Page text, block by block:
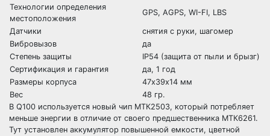
Технологии определения
местоположения
GPS, AGPS, WI-FI, LBS
Датчики
снятия с руки, шагомер
Вибровызов
да
Степень защиты
IP54 (защита от пыли и брызг)
Сертификация и гарантия
да, 1 год
Размеры корпуса
47х39х14 мм
Вес
48 гр.
В Q100 используется новый чип МТК2503, который потребляет
меньше энергии в отличие от своего предшественника МТК6261.
Тут установлен аккумулятор повышенной емкости, цветной